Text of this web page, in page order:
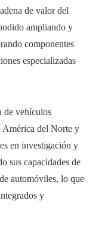
de valor del
ampliando y
componentes
especializadas
de vehículos
América del Norte y
en investigación y
sus capacidades de
automóviles, lo que
y